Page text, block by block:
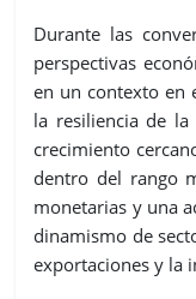
Durante las
perspectivas
en un contexto en
la resiliencia de
crecimiento
dentro del rango
monetarias y una
dinamismo de
exportaciones y la